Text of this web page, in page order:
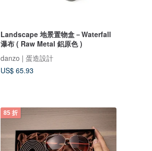
Landscape 地景置物盒－Waterfall
瀑布 ( Raw Metal 鋁原色 )
danzo | 蛋造設計
US$ 65.93
85 折